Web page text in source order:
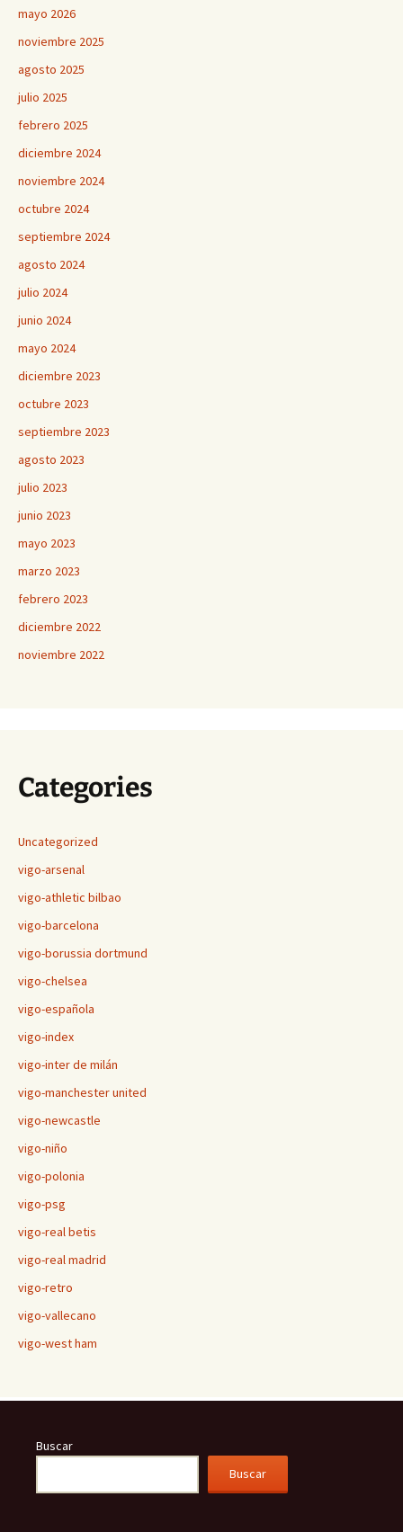
mayo 2026
noviembre 2025
agosto 2025
julio 2025
febrero 2025
diciembre 2024
noviembre 2024
octubre 2024
septiembre 2024
agosto 2024
julio 2024
junio 2024
mayo 2024
diciembre 2023
octubre 2023
septiembre 2023
agosto 2023
julio 2023
junio 2023
mayo 2023
marzo 2023
febrero 2023
diciembre 2022
noviembre 2022
Categories
Uncategorized
vigo-arsenal
vigo-athletic bilbao
vigo-barcelona
vigo-borussia dortmund
vigo-chelsea
vigo-española
vigo-index
vigo-inter de milán
vigo-manchester united
vigo-newcastle
vigo-niño
vigo-polonia
vigo-psg
vigo-real betis
vigo-real madrid
vigo-retro
vigo-vallecano
vigo-west ham
Buscar
Buscar